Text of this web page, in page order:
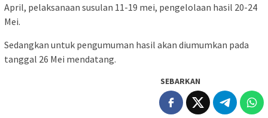
April, pelaksanaan susulan 11-19 mei, pengelolaan hasil 20-24
Mei.
Sedangkan untuk pengumuman hasil akan diumumkan pada
tanggal 26 Mei mendatang.
SEBARKAN